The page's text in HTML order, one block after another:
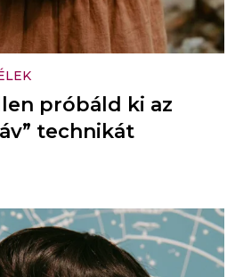
próbáld ki az
technikát